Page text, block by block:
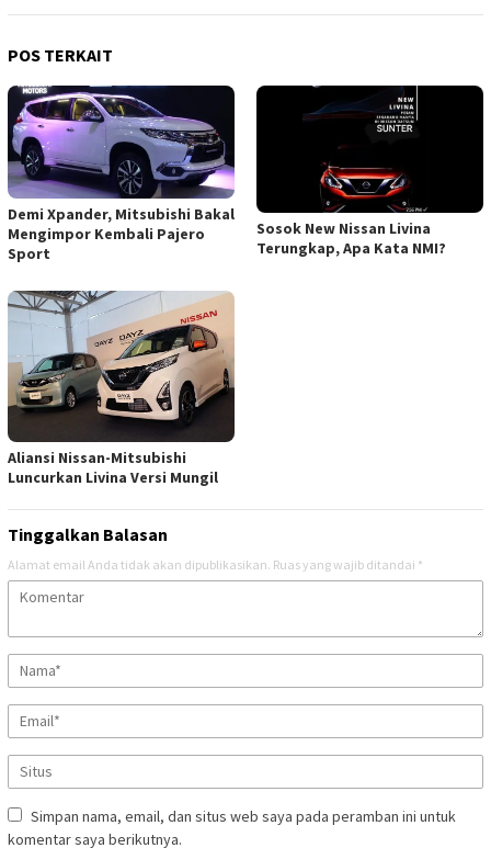
POS TERKAIT
Demi Xpander, Mitsubishi Bakal
Mengimpor Kembali Pajero
Sport
Sosok New Nissan Livina
Terungkap, Apa Kata NMI?
Aliansi Nissan-Mitsubishi
Luncurkan Livina Versi Mungil
Tinggalkan Balasan
Alamat email Anda tidak akan dipublikasikan. Ruas yang wajib ditandai *
Simpan nama, email, dan situs web saya pada peramban ini untuk
komentar saya berikutnya.